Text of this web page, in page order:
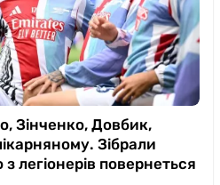
Зінченко, Довбик,
Зібрали
легіонерів повернеться